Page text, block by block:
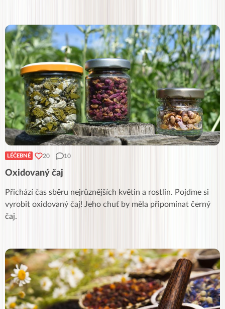
LÉČEBNÉ 20 10
Oxidovaný čaj
Přichází čas sběru nejrůznějších květin a rostlin. Pojďme si
vyrobit oxidovaný čaj! Jeho chuť by měla připomínat černý
čaj.